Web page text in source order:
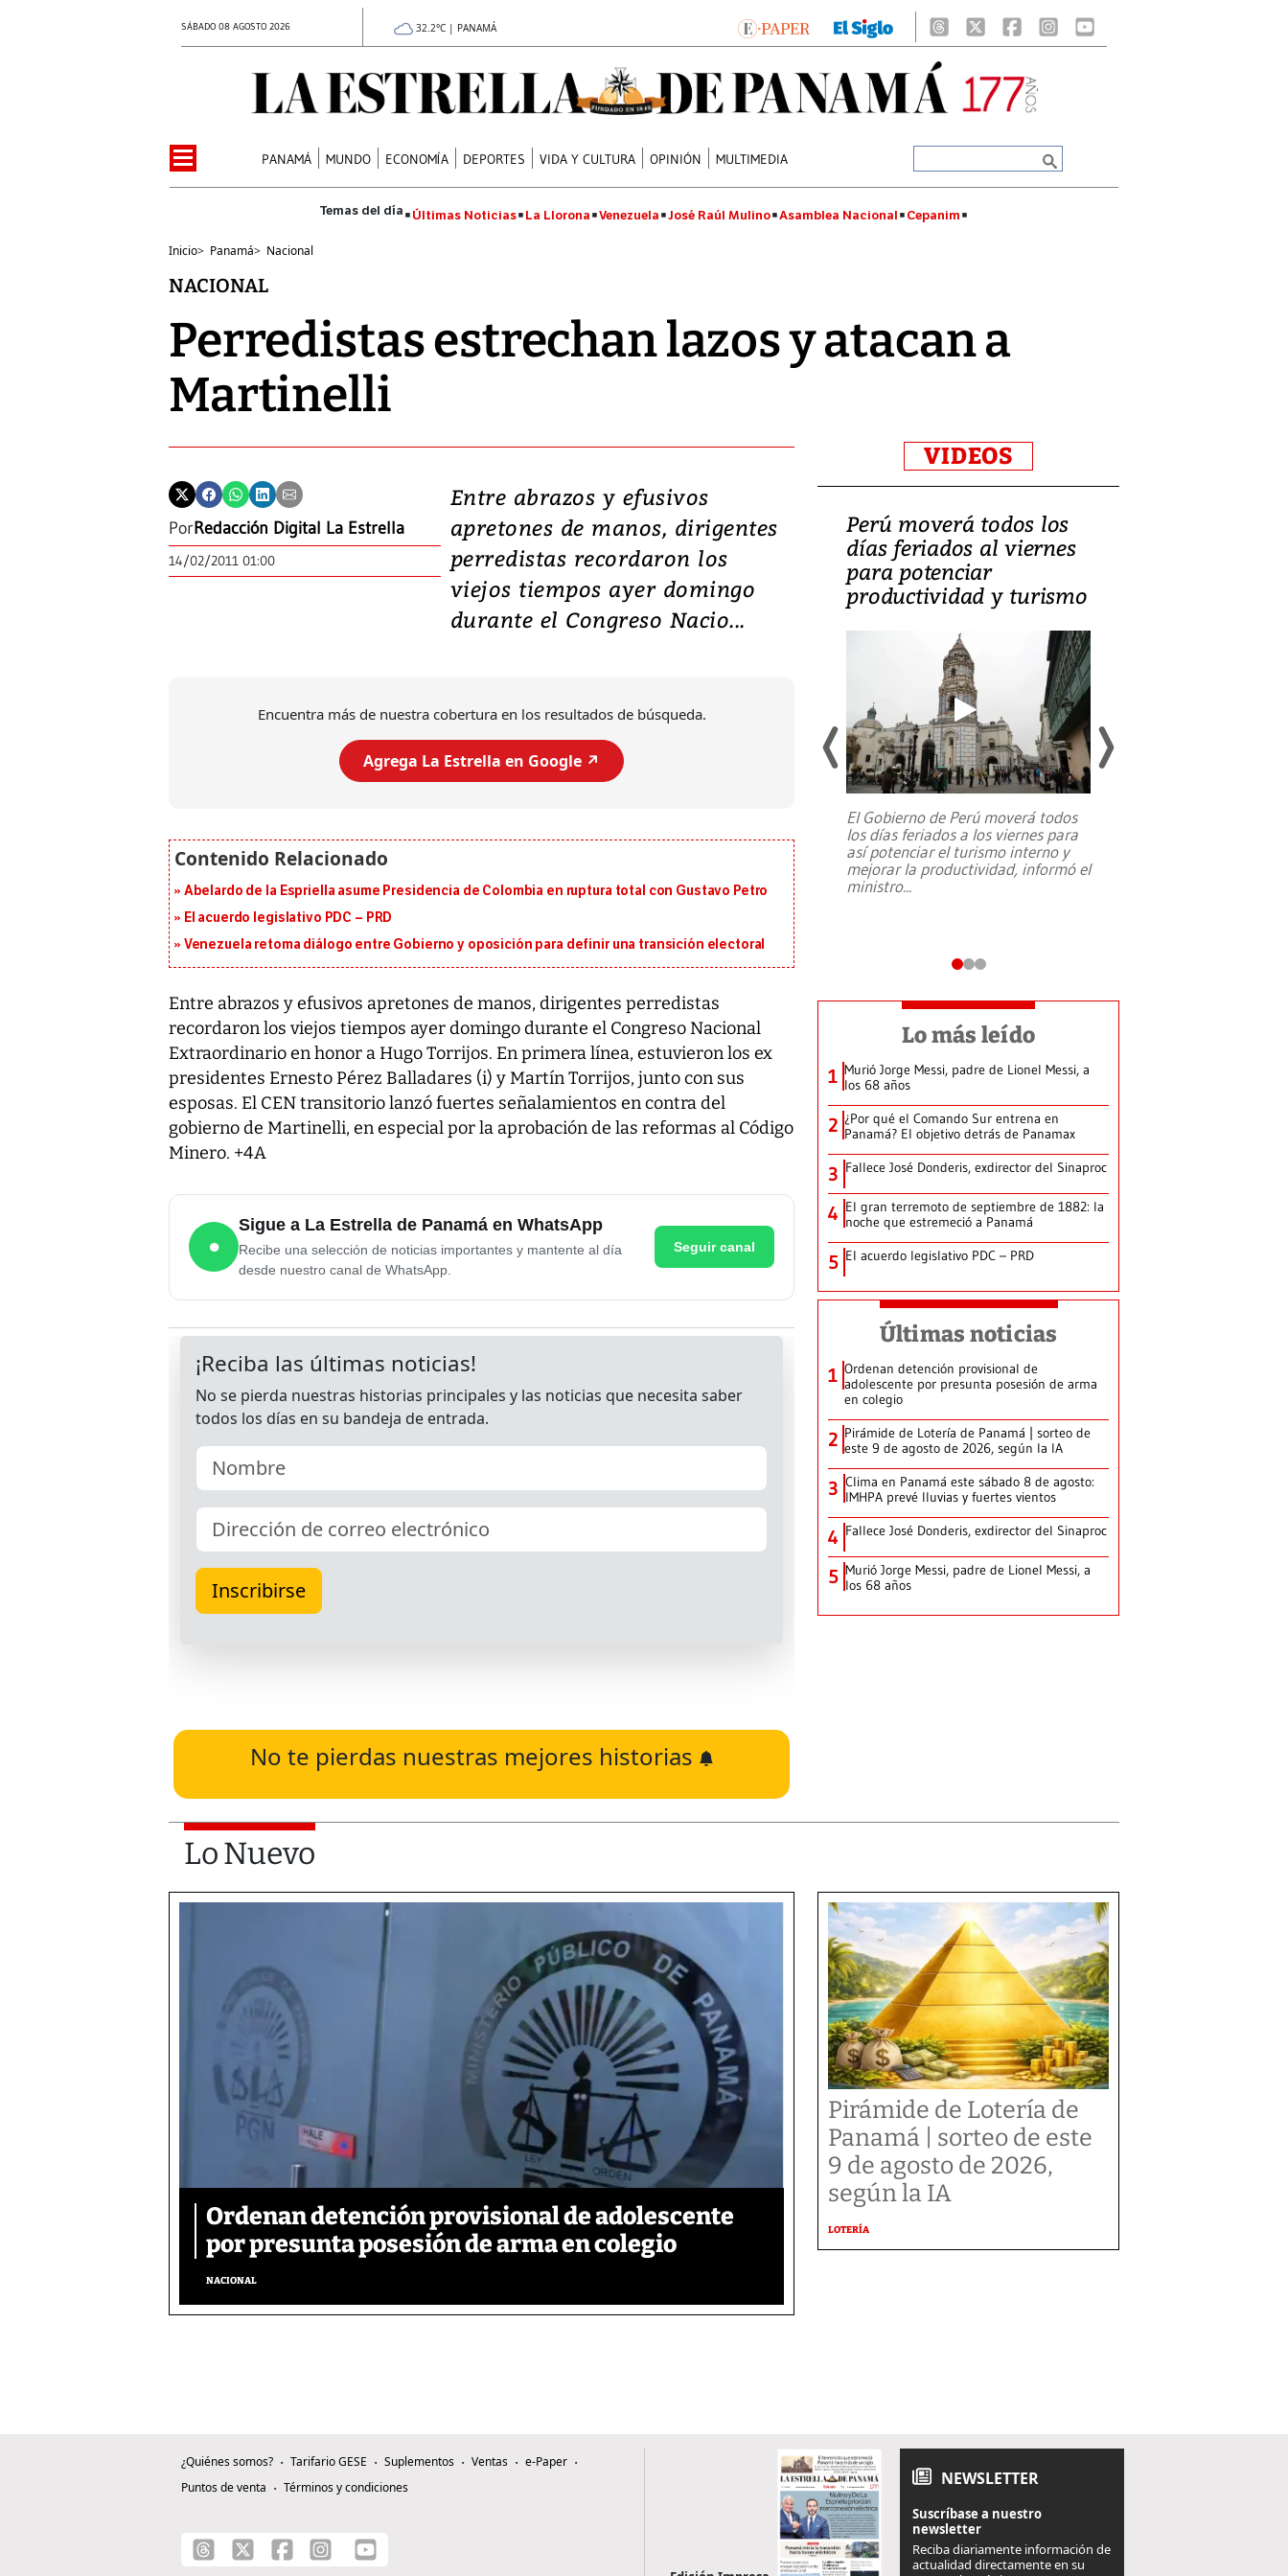
SÁBADO 08 AGOSTO 2026 32.2°C | PANAMÁ
PANAMÁ MUNDO ECONOMÍA DEPORTES VIDA Y CULTURA OPINIÓN MULTIMEDIA
Últimas Noticias La Llorona Venezuela José Raúl Mulino Asamblea Nacional Cepanim
Inicio> Panamá> Nacional
NACIONAL
Perredistas estrechan lazos y atacan a
Martinelli
PorRedacción Digital La Estrella
14/02/2011 01:00
Entre abrazos y efusivos
apretones de manos, dirigentes
perredistas recordaron los
viejos tiempos ayer domingo
durante el Congreso Nacio...
Encuentra más de nuestra cobertura en los resultados de búsqueda.
Agrega La Estrella en Google ↗️
Abelardo de la Espriella asume Presidencia de Colombia en ruptura total con Gustavo Petro
El acuerdo legislativo PDC – PRD
Venezuela retoma diálogo entre Gobierno y oposición para definir una transición electoral
Entre abrazos y efusivos apretones de manos, dirigentes perredistas
recordaron los viejos tiempos ayer domingo durante el Congreso Nacional
Extraordinario en honor a Hugo Torrijos. En primera línea, estuvieron los ex
presidentes Ernesto Pérez Balladares (i) y Martín Torrijos, junto con sus
esposas. El CEN transitorio lanzó fuertes señalamientos en contra del
gobierno de Martinelli, en especial por la aprobación de las reformas al Código
Minero. +4A
●
Sigue a La Estrella de Panamá en WhatsApp
Recibe una selección de noticias importantes y mantente al día
desde nuestro canal de WhatsApp.
Seguir canal
No te pierdas nuestras mejores historias
VIDEOS
Video: Lula lanza su
candidatura con
promesas de inversión
en defensa, educación y
tierras raras
Entre recuerdos y escuetas
da Silva, oficializó este domingo su
Perú moverá todos los
días feriados al viernes
para potenciar
productividad y turismo
El Gobierno de Perú moverá todos
los días feriados a los viernes para
así potenciar el turismo interno y
mejorar la productividad, informó el
ministro...
Lo más leído
1 Murió Jorge Messi, padre de Lionel Messi, a
los 68 años
2 ¿Por qué el Comando Sur entrena en
Panamá? El objetivo detrás de Panamax
3 Fallece José Donderis, exdirector del Sinaproc
4 El gran terremoto de septiembre de 1882: la
noche que estremeció a Panamá
5 El acuerdo legislativo PDC – PRD
Últimas noticias
1 Ordenan detención provisional de
adolescente por presunta posesión de arma
en colegio
2 Pirámide de Lotería de Panamá | sorteo de
este 9 de agosto de 2026, según la IA
3 Clima en Panamá este sábado 8 de agosto:
IMHPA prevé lluvias y fuertes vientos
4 Fallece José Donderis, exdirector del Sinaproc
5 Murió Jorge Messi, padre de Lionel Messi, a
los 68 años
Lo Nuevo
Ordenan detención provisional de adolescente
por presunta posesión de arma en colegio
NACIONAL
Pirámide de Lotería de
Panamá | sorteo de este
9 de agosto de 2026,
según la IA
LOTERÍA
¿Quiénes somos? Tarifario GESE Suplementos Ventas
e-Paper
Puntos de venta
Términos y condiciones NEWSLETTER
Suscríbase a nuestro
newsletter
Reciba diariamente información de
actualidad directamente en su